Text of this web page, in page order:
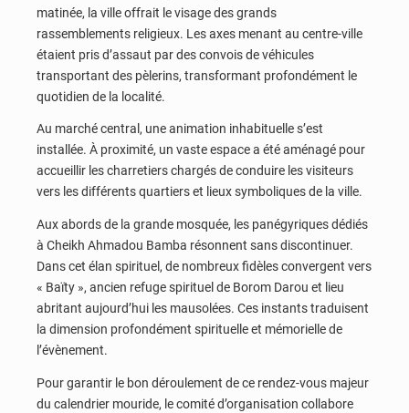
matinée, la ville offrait le visage des grands
rassemblements religieux. Les axes menant au centre-ville
étaient pris d’assaut par des convois de véhicules
transportant des pèlerins, transformant profondément le
quotidien de la localité.
Au marché central, une animation inhabituelle s’est
installée. À proximité, un vaste espace a été aménagé pour
accueillir les charretiers chargés de conduire les visiteurs
vers les différents quartiers et lieux symboliques de la ville.
Aux abords de la grande mosquée, les panégyriques dédiés
à Cheikh Ahmadou Bamba résonnent sans discontinuer.
Dans cet élan spirituel, de nombreux fidèles convergent vers
« Baïty », ancien refuge spirituel de Borom Darou et lieu
abritant aujourd’hui les mausolées. Ces instants traduisent
la dimension profondément spirituelle et mémorielle de
l’évènement.
Pour garantir le bon déroulement de ce rendez-vous majeur
du calendrier mouride, le comité d’organisation collabore